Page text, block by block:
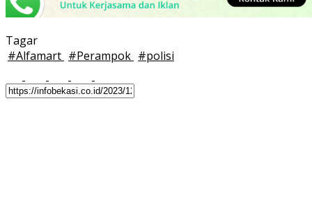
Tagar
#Alfamart #Perampok #polisi